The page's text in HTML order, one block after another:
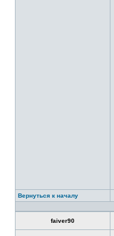
Вернуться к началу
faiver90